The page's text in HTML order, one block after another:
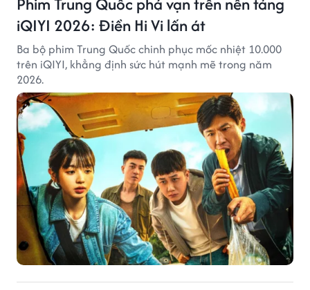
iQIYI 2026: Điền Hi Vi lấn át
Ba bộ phim Trung Quốc chinh phục mốc nhiệt 10.000
trên iQIYI, khẳng định sức hút mạnh mẽ trong năm
2026.